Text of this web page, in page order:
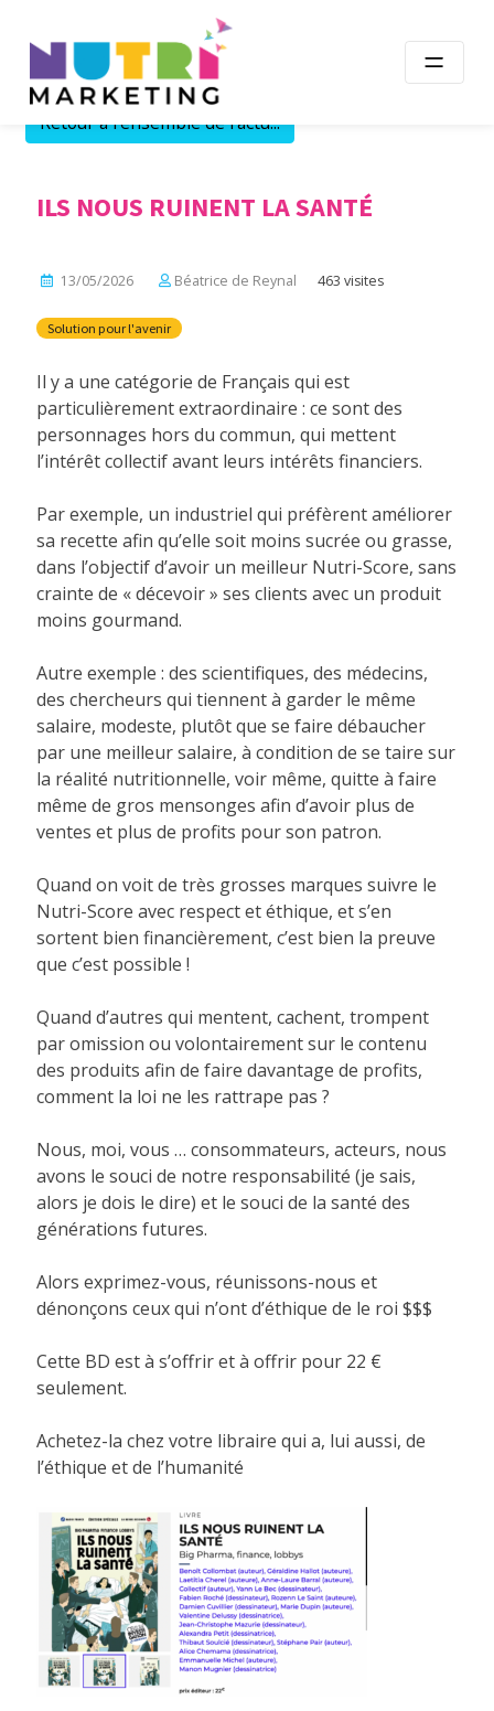
Retour à l'ensemble de l'actu...
ILS NOUS RUINENT LA SANTÉ
13/05/2026 Béatrice de Reynal 463 visites
Solution pour l'avenir
Il y a une catégorie de Français qui est
particulièrement extraordinaire : ce sont des
personnages hors du commun, qui mettent
l’intérêt collectif avant leurs intérêts financiers.
Par exemple, un industriel qui préfèrent améliorer
sa recette afin qu’elle soit moins sucrée ou grasse,
dans l’objectif d’avoir un meilleur Nutri-Score, sans
crainte de « décevoir » ses clients avec un produit
moins gourmand.
Autre exemple : des scientifiques, des médecins,
des chercheurs qui tiennent à garder le même
salaire, modeste, plutôt que se faire débaucher
par une meilleur salaire, à condition de se taire sur
la réalité nutritionnelle, voir même, quitte à faire
même de gros mensonges afin d’avoir plus de
ventes et plus de profits pour son patron.
Quand on voit de très grosses marques suivre le
Nutri-Score avec respect et éthique, et s’en
sortent bien financièrement, c’est bien la preuve
que c’est possible !
Quand d’autres qui mentent, cachent, trompent
par omission ou volontairement sur le contenu
des produits afin de faire davantage de profits,
comment la loi ne les rattrape pas ?
Nous, moi, vous … consommateurs, acteurs, nous
avons le souci de notre responsabilité (je sais,
alors je dois le dire) et le souci de la santé des
générations futures.
Alors exprimez-vous, réunissons-nous et
dénonçons ceux qui n’ont d’éthique de le roi $$$
Cette BD est à s’offrir et à offrir pour 22 €
seulement.
Achetez-la chez votre libraire qui a, lui aussi, de
l’éthique et de l’humanité